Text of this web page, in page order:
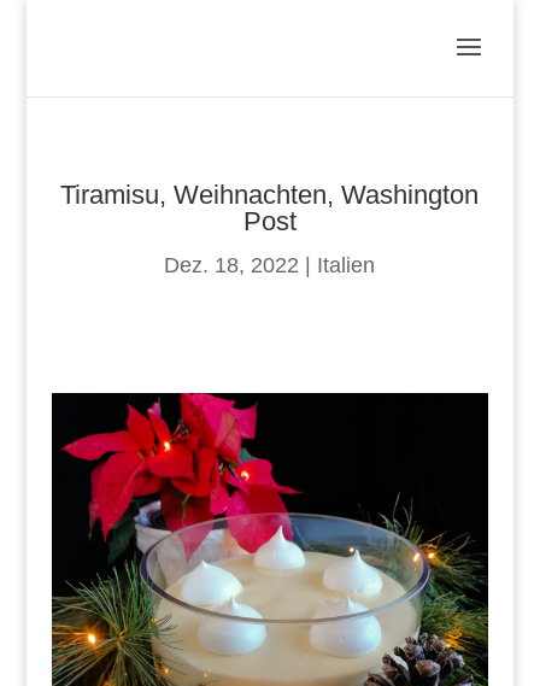
Tiramisu, Weihnachten, Washington
Post
Dez. 18, 2022 Italien